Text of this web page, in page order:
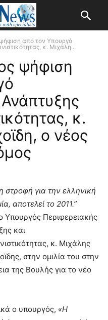
από τον Υπουργό
κ. Μιχάλη...
ψήφιση
κ.
ο νέος
στροφή για την ελληνική
αποτελεί το 2011.”
Υπουργός Περιφερειακής
και
κ. Μιχάλης
στην ομιλία του στην
της Βουλής για το νέο
ο υπουργός, «Η